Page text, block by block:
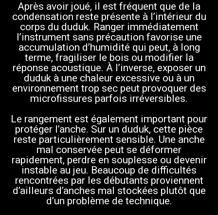
Après avoir joué, il est fréquent que de la
condensation reste présente à l’intérieur du
corps du duduk. Ranger immédiatement
l’instrument sans précaution favorise une
accumulation d’humidité qui peut, à long
terme, fragiliser le bois ou modifier la
réponse acoustique. À l’inverse, exposer un
duduk à une chaleur excessive ou à un
environnement trop sec peut provoquer des
microfissures parfois irréversibles.
Le rangement est également important pour
protéger l’anche. Sur un duduk, cette pièce
reste particulièrement sensible. Une anche
mal conservée peut se déformer
rapidement, perdre en souplesse ou devenir
instable au jeu. Beaucoup de difficultés
rencontrées par les débutants proviennent
d’ailleurs d’anches mal stockées plutôt que
d’un problème de technique.